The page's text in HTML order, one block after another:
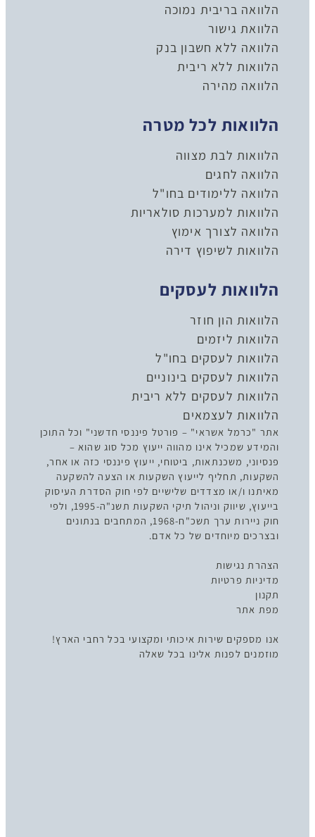
הלוואה בריבית נמוכה
הלוואת גישור
הלוואה ללא חשבון בנק
הלוואות ללא ריבית
הלוואה מהירה
הלוואות לכל מטרה
הלוואות לבת מצווה
הלוואה לחגים
הלוואה ללימודים בחו"ל
הלוואות למערכות סולאריות
הלוואה לצורך אימוץ
הלוואות לשיפוץ דירה
הלוואות לעסקים
הלוואות הון חוזר
הלוואות ליזמים
הלוואות לעסקים בחו"ל
הלוואות לעסקים בינוניים
הלוואות לעסקים ללא ריבית
הלוואות לעצמאים
אתר "כרמל אשראי" – פורטל פיננסי חדשני" וכל התוכן
והמידע שמכיל אינו מהווה ייעוץ מכל סוג שהוא –
פנסיוני, משכנתאות, ביטוחי, ייעוץ פיננסי כזה או אחר,
השקעות, תחליף לייעוץ השקעות או הצעה להשקעה
מאיתנו ו/או מצדדים שלישיים לפי חוק הסדרת העיסוק
בייעוץ, שיווק וניהול תיקי השקעות תשנ"ה-1995, ולפי
חוק ניירות ערך תשכ"ח-1968, המתחבים בנתונים
ובצרכים מיוחדים של כל אדם.
הצהרת נגישות
מדיניות פרטיות
תקנון
מפת אתר
אנו מספקים שירות איכותי ומקצועי בכל רחבי הארץ!
מוזמנים לפנות אלינו בכל שאלה